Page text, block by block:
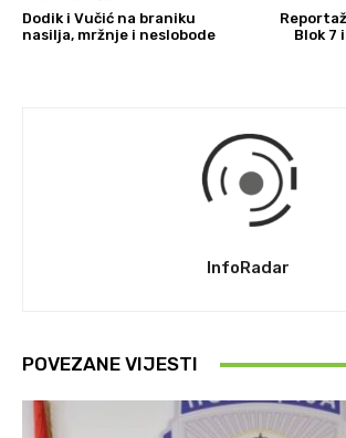
Dodik i Vučić na braniku
nasilja, mržnje i neslobode
Blok 7
InfoRadar
POVEZANE VIJESTI